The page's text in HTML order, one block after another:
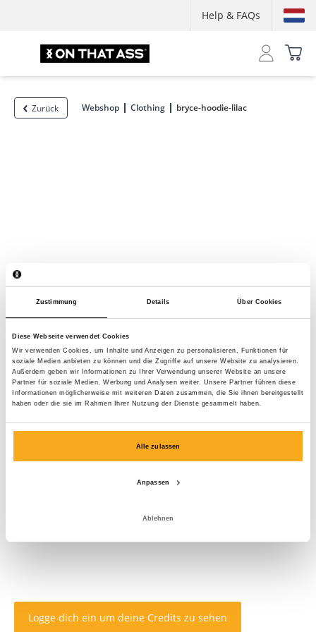
Zustimmung Details Über Cookies
Diese Webseite verwendet Cookies
Wir verwenden Cookies, um Inhalte und Anzeigen zu personalisieren, Funktionen für
soziale Medien anbieten zu können und die Zugriffe auf unsere Website zu analysieren.
Außerdem geben wir Informationen zu Ihrer Verwendung unserer Website an unsere
Partner für soziale Medien, Werbung und Analysen weiter. Unsere Partner führen diese
Informationen möglicherweise mit weiteren Daten zusammen, die Sie ihnen bereitgestellt
haben oder die sie im Rahmen Ihrer Nutzung der Dienste gesammelt haben.
Alle zulassen
Anpassen
Ablehnen
Help & FAQs
Zurück Webshop Clothing bryce-hoodie-lilac
Logge dich ein um deine Credits zu sehen